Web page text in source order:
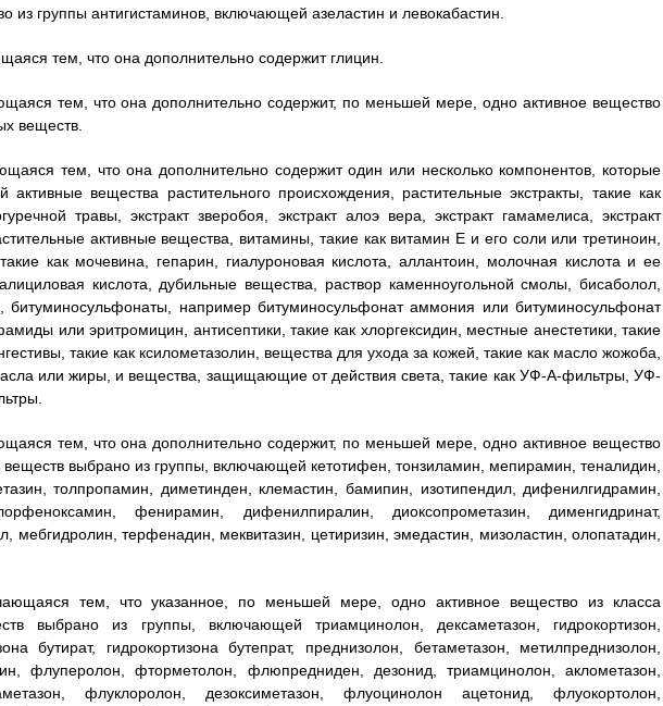
из группы антигистаминов, включающей азеластин и левокабастин.
тем, что она дополнительно содержит глицин.
тем, что она дополнительно содержит, по меньшей мере, одно активное вещество
веществ.
тем, что она дополнительно содержит один или несколько компонентов, которые
вещества растительного происхождения, растительные экстракты, такие как
травы, экстракт зверобоя, экстракт алоэ вера, экстракт гамамелиса, экстракт
активные вещества, витамины, такие как витамин Е и его соли или третиноин,
как мочевина, гепарин, гиалуроновая кислота, аллантоин, молочная кислота и ее
кислота, дубильные вещества, раствор каменноугольной смолы, бисаболол,
битуминосульфонаты, например битуминосульфонат аммония или битуминосульфонат
или эритромицин, антисептики, такие как хлоргексидин, местные анестетики, такие
такие как ксилометазолин, вещества для ухода за кожей, такие как масло жожоба,
или жиры, и вещества, защищающие от действия света, такие как УФ-А-фильтры, УФ-
тем, что она дополнительно содержит, по меньшей мере, одно активное вещество
веществ выбрано из группы, включающей кетотифен, тонзиламин, мепирамин, теналидин,
толпропамин, диметинден, клемастин, бамипин, изотипендил, дифенилгидрамин,
фенирамин, дифенилпиралин, диоксопрометазин, дименгидринат,
мебгидролин, терфенадин, меквитазин, цетиризин, эмедастин, мизоластин, олопатадин,
тем, что указанное, по меньшей мере, одно активное вещество из класса
выбрано из группы, включающей триамцинолон, дексаметазон, гидрокортизон,
бутират, гидрокортизона бутепрат, преднизолон, бетаметазон, метилпреднизолон,
флуперолон, фторметолон, флюпредниден, дезонид, триамцинолон, аклометазон,
флуклоролон, дезоксиметазон, флуоцинолон ацетонид, флуокортолон,